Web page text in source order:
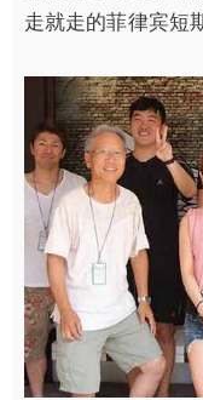
走就走的菲律宾短